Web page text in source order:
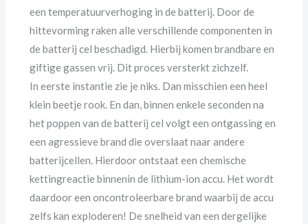
een temperatuurverhoging in de batterij. Door de
hittevorming raken alle verschillende componenten in
de batterij cel beschadigd. Hierbij komen brandbare en
giftige gassen vrij. Dit proces versterkt zichzelf.
In eerste instantie zie je niks. Dan misschien een heel
klein beetje rook. En dan, binnen enkele seconden na
het poppen van de batterij cel volgt een ontgassing en
een agressieve brand die overslaat naar andere
batterijcellen. Hierdoor ontstaat een chemische
kettingreactie binnenin de lithium-ion accu. Het wordt
daardoor een oncontroleerbare brand waarbij de accu
zelfs kan exploderen! De snelheid van een dergelijke